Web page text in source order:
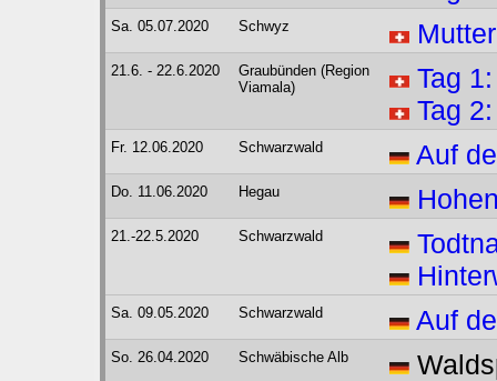
Sa. 05.07.2020 Schwyz
21.6. - 22.6.2020
Graubünden (Region
Viamala)
Tag
Tag
Fr. 12.06.2020 Schwarzwald Auf
Do. 11.06.2020 Hegau
21.-22.5.2020 Schwarzwald
Sa. 09.05.2020 Schwarzwald Auf
So. 26.04.2020 Schwäbische Alb